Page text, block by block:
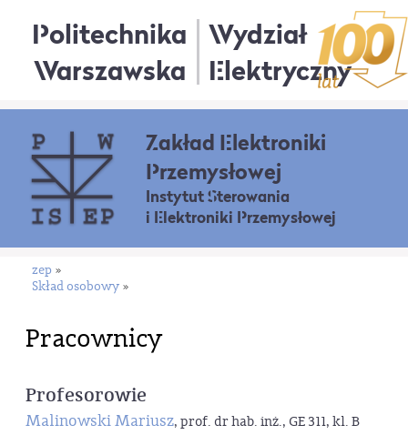
Politechnika
Warszawska
Wydział
Elektryczny
Zakład Elektroniki
Przemysłowej
Instytut Sterowania
i Elektroniki Przemysłowej
zep »
Skład osobowy »
Pracownicy
Profesorowie
Malinowski Mariusz, prof. dr hab. inż., GE 311, kl. B